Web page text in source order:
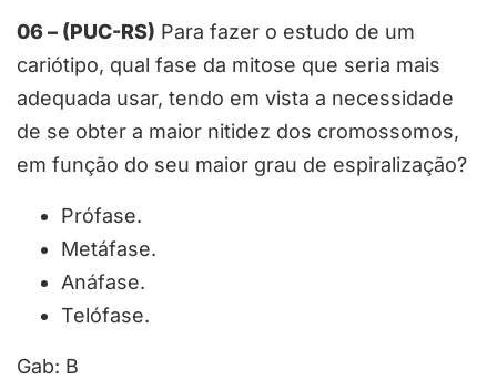
06 – (PUC-RS) Para fazer o estudo de um
cariótipo, qual fase da mitose que seria mais
adequada usar, tendo em vista a necessidade
de se obter a maior nitidez dos cromossomos,
em função do seu maior grau de espiralização?
Prófase.
Metáfase.
Anáfase.
Telófase.
Gab: B